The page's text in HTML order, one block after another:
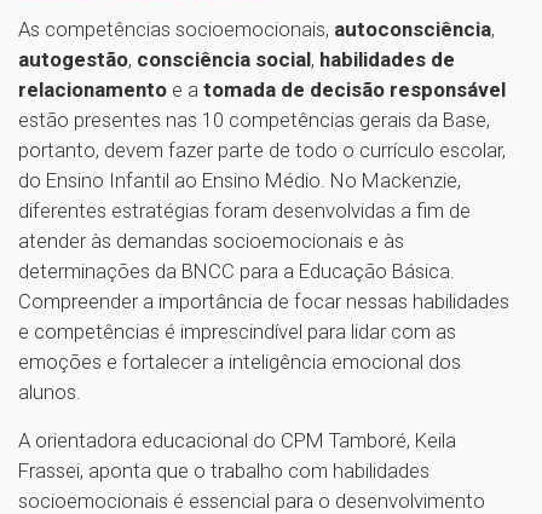
As competências socioemocionais, autoconsciência,
autogestão, consciência social, habilidades de
relacionamento e a tomada de decisão responsável
estão presentes nas 10 competências gerais da Base,
portanto, devem fazer parte de todo o currículo escolar,
do Ensino Infantil ao Ensino Médio. No Mackenzie,
diferentes estratégias foram desenvolvidas a fim de
atender às demandas socioemocionais e às
determinações da BNCC para a Educação Básica.
Compreender a importância de focar nessas habilidades
e competências é imprescindível para lidar com as
emoções e fortalecer a inteligência emocional dos
alunos.
A orientadora educacional do CPM Tamboré, Keila
Frassei, aponta que o trabalho com habilidades
socioemocionais é essencial para o desenvolvimento